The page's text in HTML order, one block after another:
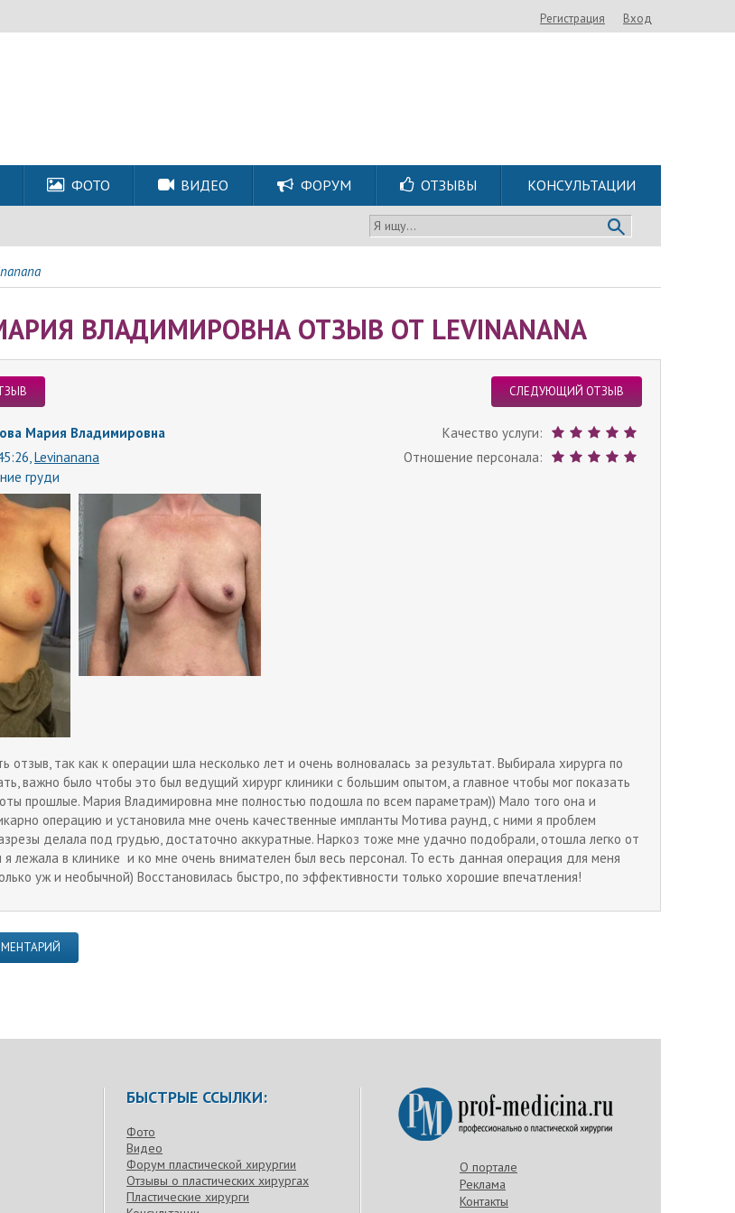
Регистрация Вход
ФОТО ВИДЕО ФОРУМ ОТЗЫВЫ КОНСУЛЬТАЦИИ
Я ищу...
ВЛАДИМИРОВНА ОТЗЫВ ОТ LEVINANANA
СЛЕДУЮЩИЙ ОТЗЫВ
Качество услуги:
Отношение персонала:
Мария Владимировна
Levinanana
груди
отзыв, так как к операции шла несколько лет и очень волновалась за результат. Выбирала хирурга по
важно было чтобы это был ведущий хирург клиники с большим опытом, а главное чтобы мог показать
прошлые. Мария Владимировна мне полностью подошла по всем параметрам)) Мало того она и
операцию и установила мне очень качественные импланты Мотива раунд, с ними я проблем
делала под грудью, достаточно аккуратные. Наркоз тоже мне удачно подобрали, отошла легко от
я лежала в клинике и ко мне очень внимателен был весь персонал. То есть данная операция для меня
уж и необычной) Восстановилась быстро, по эффективности только хорошие впечатления!
БЫСТРЫЕ ССЫЛКИ:
Фото
Видео
Форум пластической хирургии
Отзывы о пластических хирургах
Пластические хирурги
О портале
Реклама
Контакты